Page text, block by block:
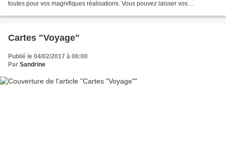
toutes pour vos magnifiques réalisations. Vous pouvez laisser vos
Cartes "Voyage"
Publié le 04/02/2017 à 06:00
Par Sandrine